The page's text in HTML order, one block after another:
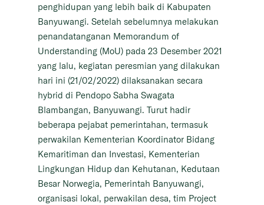
penghidupan yang lebih baik di Kabupaten
Banyuwangi. Setelah sebelumnya melakukan
penandatanganan Memorandum of
Understanding (MoU) pada 23 Desember 2021
yang lalu, kegiatan peresmian yang dilakukan
hari ini (21/02/2022) dilaksanakan secara
hybrid di Pendopo Sabha Swagata
Blambangan, Banyuwangi. Turut hadir
beberapa pejabat pemerintahan, termasuk
perwakilan Kementerian Koordinator Bidang
Kemaritiman dan Investasi, Kementerian
Lingkungan Hidup dan Kehutanan, Kedutaan
Besar Norwegia, Pemerintah Banyuwangi,
organisasi lokal, perwakilan desa, tim Project